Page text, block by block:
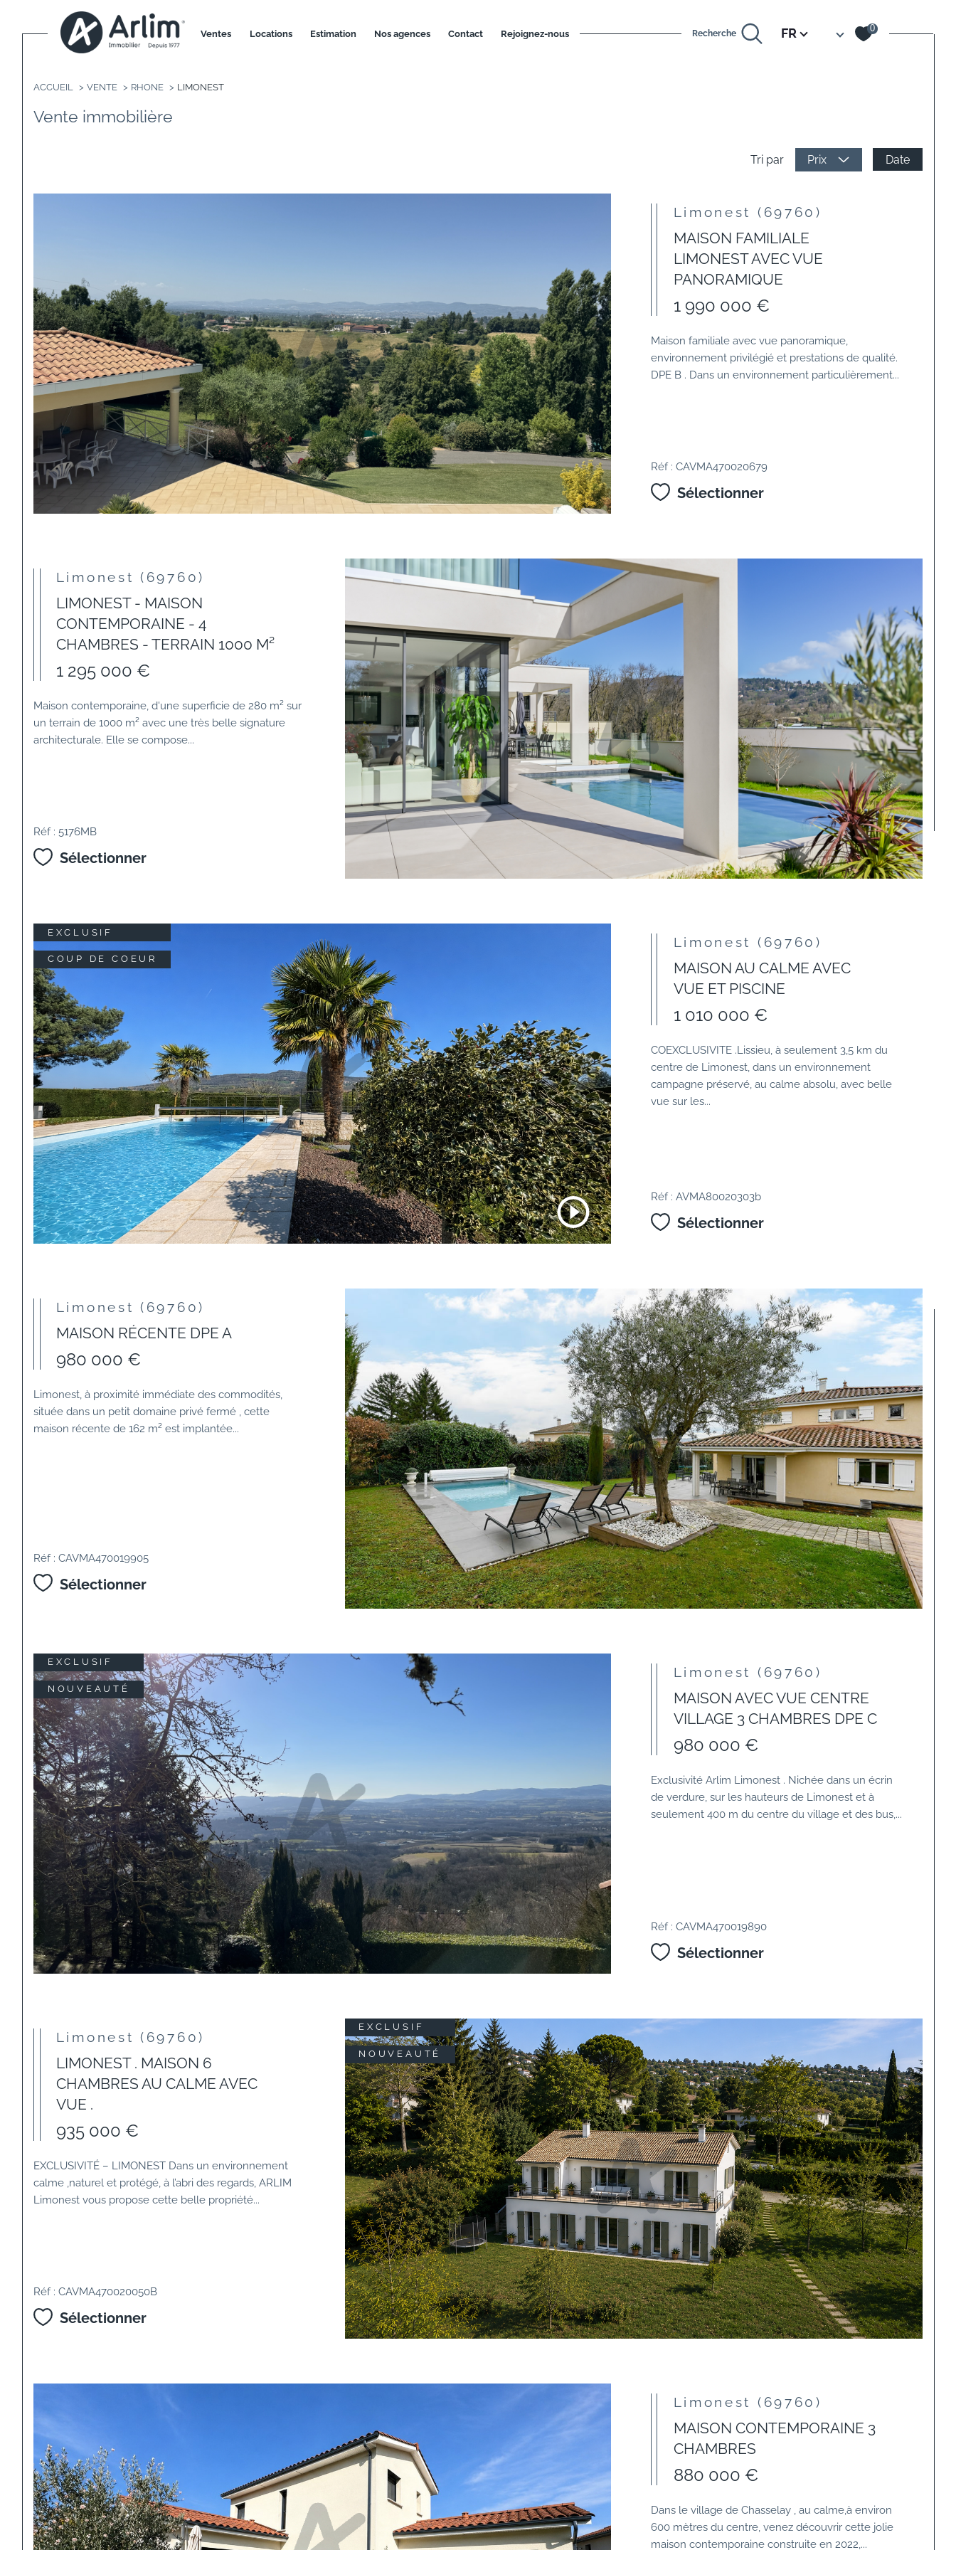
ventes locations estimation nos agences contact rejoignez-nous Recherche Langue
FR 0
ACCUEIL VENTE RHONE LIMONEST
Vente immobilière
Tri par Prix Date
Limonest (69760)
MAISON FAMILIALE
LIMONEST AVEC VUE
PANORAMIQUE
1 990 000 €
Maison familiale avec vue panoramique,
environnement privilégié et prestations de qualité.
DPE B . Dans un environnement particulièrement...
Réf : CAVMA470020679
Sélectionner
Limonest (69760)
LIMONEST - MAISON
CONTEMPORAINE - 4
CHAMBRES - TERRAIN 1000 M²
1 295 000 €
Maison contemporaine, d'une superficie de 280 m² sur
un terrain de 1000 m² avec une très belle signature
architecturale. Elle se compose...
Réf : 5176MB
Sélectionner
EXCLUSIF
COUP DE COEUR
Limonest (69760)
MAISON AU CALME AVEC
VUE ET PISCINE
1 010 000 €
COEXCLUSIVITE .Lissieu, à seulement 3,5 km du
centre de Limonest, dans un environnement
campagne préservé, au calme absolu, avec belle
vue sur les...
Réf : AVMA80020303b
Sélectionner
Limonest (69760)
MAISON RÉCENTE DPE A
980 000 €
Limonest, à proximité immédiate des commodités,
située dans un petit domaine privé fermé , cette
maison récente de 162 m² est implantée...
Réf : CAVMA470019905
Sélectionner
EXCLUSIF
NOUVEAUTÉ
Limonest (69760)
MAISON AVEC VUE CENTRE
VILLAGE 3 CHAMBRES DPE C
980 000 €
Exclusivité Arlim Limonest . Nichée dans un écrin
de verdure, sur les hauteurs de Limonest et à
seulement 400 m du centre du village et des bus,...
Réf : CAVMA470019890
Sélectionner
EXCLUSIF
NOUVEAUTÉ
Limonest (69760)
LIMONEST . MAISON 6
CHAMBRES AU CALME AVEC
VUE .
935 000 €
EXCLUSIVITÉ – LIMONEST Dans un environnement
calme ,naturel et protégé, à l’abri des regards, ARLIM
Limonest vous propose cette belle propriété...
Réf : CAVMA470020050B
Sélectionner
Limonest (69760)
MAISON CONTEMPORAINE 3
CHAMBRES
880 000 €
Dans le village de Chasselay , au calme,à environ
600 mètres du centre, venez découvrir cette jolie
maison contemporaine construite en 2022,...